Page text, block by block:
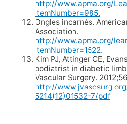
http://www.apma.org/
ItemNumber=985.
Ongles incarnés.
Association.
http://www.apma.org/
ItemNumber=1522.
Kim PJ, Attinger CE,
podiatrist in diabetic
Vascular Surgery.
http://
5214(12)01532-7/pdf
.